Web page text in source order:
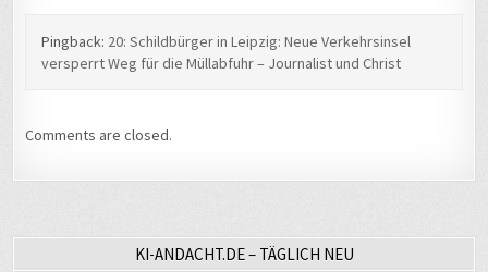
Pingback: 20: Schildbürger in Leipzig: Neue Verkehrsinsel
versperrt Weg für die Müllabfuhr – Journalist und Christ
Comments are closed.
KI-ANDACHT.DE – TÄGLICH NEU